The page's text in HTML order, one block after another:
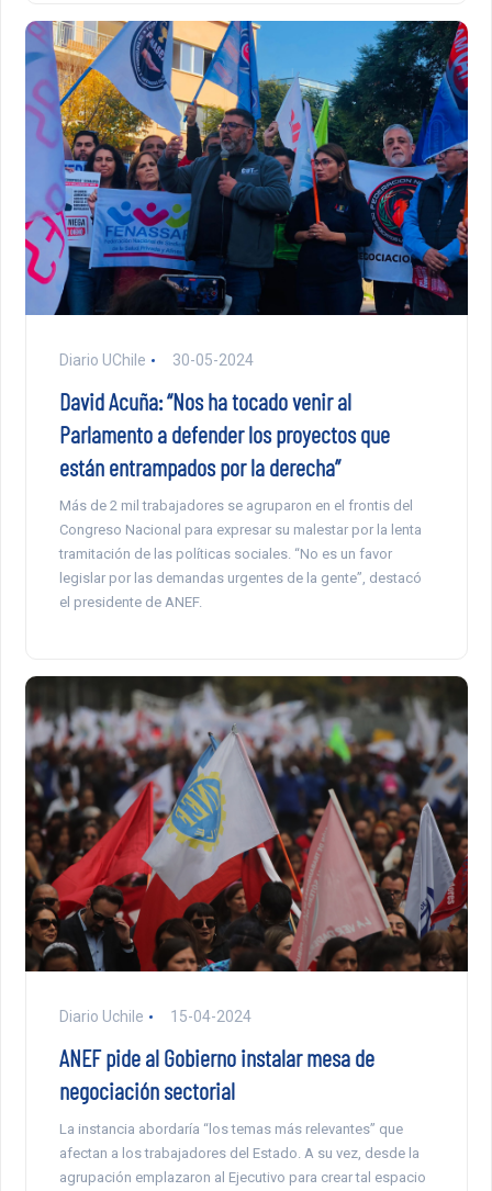
Diario UChile 30-05-2024
David Acuña: “Nos ha tocado venir al
Parlamento a defender los proyectos que
están entrampados por la derecha”
Más de 2 mil trabajadores se agruparon en el frontis del
Congreso Nacional para expresar su malestar por la lenta
tramitación de las políticas sociales. “No es un favor
legislar por las demandas urgentes de la gente”, destacó
el presidente de ANEF.
Diario Uchile 15-04-2024
ANEF pide al Gobierno instalar mesa de
negociación sectorial
La instancia abordaría “los temas más relevantes” que
afectan a los trabajadores del Estado. A su vez, desde la
agrupación emplazaron al Ejecutivo para crear tal espacio